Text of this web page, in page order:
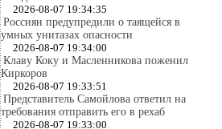
2026-08-07 19:34:35
Россиян предупредили о таящейся в
умных унитазах опасности
2026-08-07 19:34:00
Клаву Коку и Масленникова поженил
Киркоров
2026-08-07 19:33:51
Представитель Самойлова ответил на
требования отправить его в рехаб
2026-08-07 19:33:00